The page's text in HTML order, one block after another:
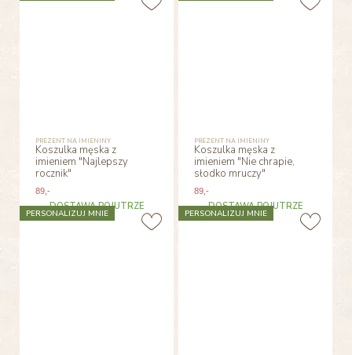
PREZENT NA IMIENINY
Koszulka męska z
imieniem "Najlepszy
rocznik"
89,-
DOSTAWA POJUTRZE
PREZENT NA IMIENINY
Koszulka męska z
imieniem "Nie chrapie,
słodko mruczy"
89 ,-
DOSTAWA POJUTRZE
PERSONALIZUJ MNIE PERSONALIZUJ MNIE